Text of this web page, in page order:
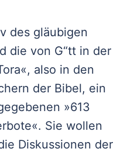
des gläubigen
die von G“tt in der
also in den
der Bibel, ein
»613
Sie wollen
Diskussionen der